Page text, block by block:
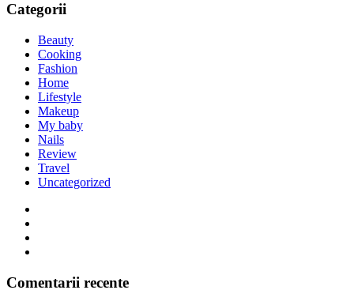
Categorii
Beauty
Cooking
Fashion
Home
Lifestyle
Makeup
My baby
Nails
Review
Travel
Uncategorized
Comentarii recente